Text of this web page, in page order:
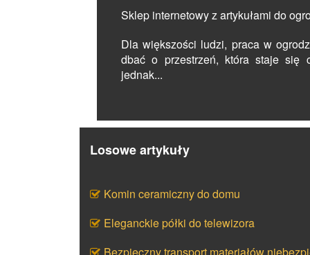
Sklep internetowy z artykułami do
Dla większości ludzi, praca w
dbać o przestrzeń, która staje się
jednak...
Losowe artykuły
Komin ceramiczny do domu
Eleganckie półki do telewizora